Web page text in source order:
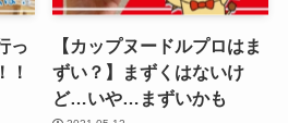
っ
！
【カップヌードルプロはま
ずい？】まずくはないけ
ど…いや…まずいかも